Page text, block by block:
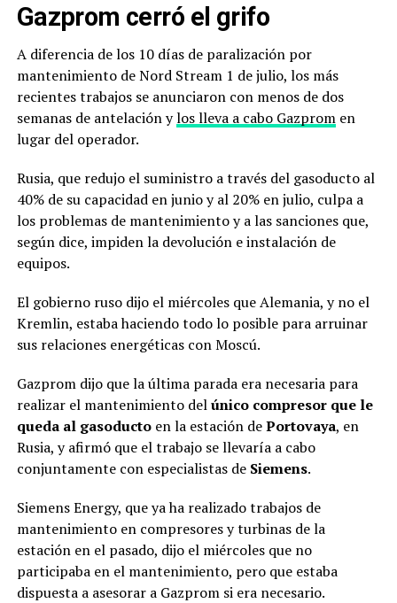
Gazprom cerró el grifo
A diferencia de los 10 días de paralización por
mantenimiento de Nord Stream 1 de julio, los más
recientes trabajos se anunciaron con menos de dos
semanas de antelación ylos lleva a cabo Gazpromen
lugar del operador.
Rusia, que redujo el suministro a través del gasoducto al
40% de su capacidad en junio y al 20% en julio, culpa a
los problemas de mantenimiento y a las sanciones que,
según dice, impiden la devolución e instalación de
equipos.
El gobierno ruso dijo el miércoles que Alemania, y no el
Kremlin, estaba haciendo todo lo posible para arruinar
sus relaciones energéticas con Moscú.
Gazprom dijo que la última parada era necesaria para
realizar el mantenimiento delúnico compresor que le
queda al gasoductoen la estación dePortovaya, en
Rusia, y afirmó que el trabajo se llevaría a cabo
conjuntamente con especialistas de Siemens.
Siemens Energy, que ya ha realizado trabajos de
mantenimiento en compresores y turbinas de la
estación en el pasado, dijo el miércoles que no
participaba en el mantenimiento, pero que estaba
dispuesta a asesorar a Gazprom si era necesario.